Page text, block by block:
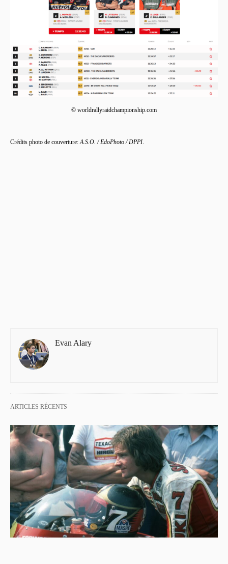
© worldrallyraidchampionship.com
Crédits photo de couverture: A.S.O. / EdoPhoto / DPPI.
Evan Alary
ARTICLES RÉCENTS